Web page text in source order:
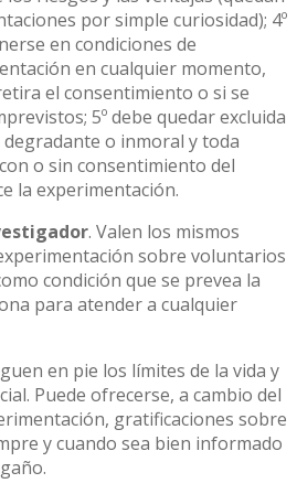
por simple curiosidad); 4º
en condiciones de
en cualquier momento,
el consentimiento o si se
5º debe quedar excluida
o inmoral y toda
o sin consentimiento del
la experimentación.
. Valen los mismos
sobre voluntarios
condición que se prevea la
para atender a cualquier
en pie los límites de la vida y
Puede ofrecerse, a cambio del
gratificaciones sobre
y cuando sea bien informado